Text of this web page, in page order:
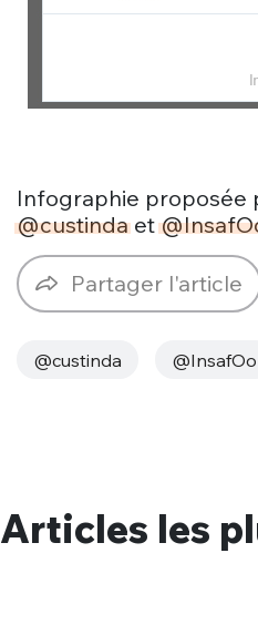
Infographie proposée
@custindaet
Partager l'article
@custinda @InsafOo
Articles les